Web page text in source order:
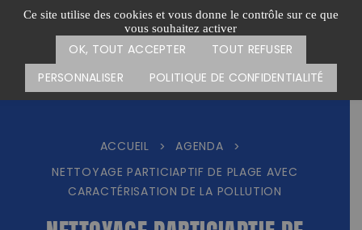
Ce site utilise des cookies et vous donne le contrôle sur ce que
vous souhaitez activer
OK, TOUT ACCEPTER
TOUT REFUSER
PERSONNALISER
POLITIQUE DE CONFIDENTIALITÉ
Passer
Menu
CARTE DES ACTIONS FAIRE UN DON
ACCUEIL > AGENDA
>
NETTOYAGE PARTICIAPTIF DE PLAGE AVEC
CARACTÉRISATION DE LA POLLUTION